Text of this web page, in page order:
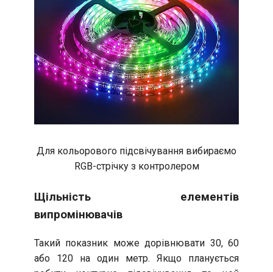
Для кольорового підсвічування вибираємо
RGB-стрічку з контролером
Щільність елементів
випромінювачів
Такий показник може дорівнювати 30, 60
або 120 на один метр. Якщо планується